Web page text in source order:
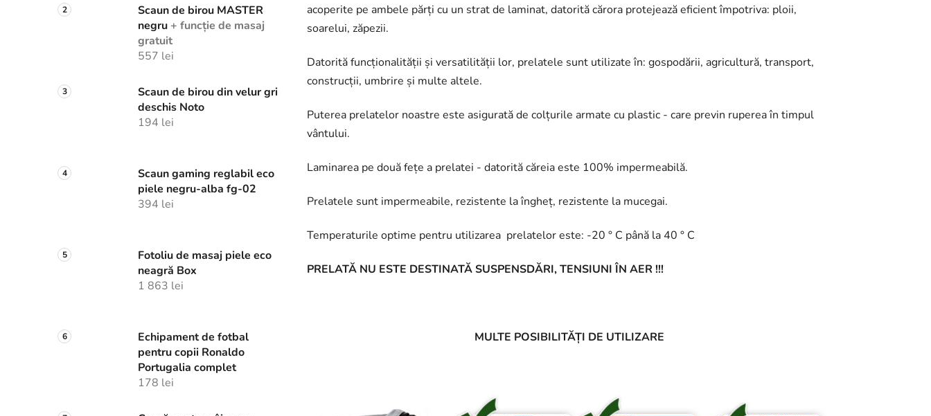
Scaun de birou MASTER
negru + funcție de masaj
gratuit
557 lei
Scaun de birou din velur gri
deschis Noto
194 lei
Scaun gaming reglabil eco
piele negru-alba fg-02
394 lei
Fotoliu de masaj piele eco
neagră Box
1 863 lei
Echipament de fotbal
pentru copii Ronaldo
Portugalia complet
178 lei
acoperite pe ambele părți cu un strat de laminat, datorită cărora protejează eficient împotriva: ploii,
soarelui, zăpezii.
Datorită funcționalității și versatilității lor, prelatele sunt utilizate în: gospodării, agricultură, transport,
construcții, umbrire și multe altele.
Puterea prelatelor noastre este asigurată de colțurile armate cu plastic - care previn ruperea în timpul
vântului.
Laminarea pe două fețe a prelatei - datorită căreia este 100% impermeabilă.
Prelatele sunt impermeabile, rezistente la îngheț, rezistente la mucegai.
Temperaturile optime pentru utilizarea prelatelor este: -20 ° C până la 40 ° C
PRELATĂ NU ESTE DESTINATĂ SUSPENSDĂRI, TENSIUNI ÎN AER !!!
MULTE POSIBILITĂȚI DE UTILIZARE